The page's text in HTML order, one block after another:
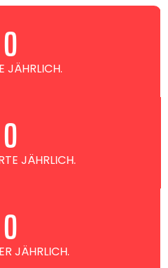
JÄHRLICH.
0
JÄHRLICH.
0
JÄHRLICH.
0